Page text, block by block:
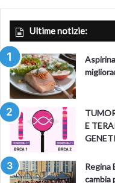
Ultime notizie:
E
Regina
cambia